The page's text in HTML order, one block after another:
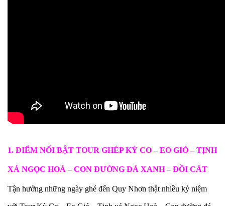
1. ĐIỂM NỐI BẬT TOUR GHÉP KỲ CO – EO GIÓ – TỊNH
XÁ NGỌC HOÀ – CON ĐƯỜNG ĐÁ XANH – ĐỒI CÁT
Tận hưởng những ngày ghé đến Quy Nhơn thật nhiều kỷ niệm